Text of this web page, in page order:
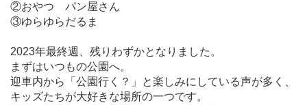
②おやつ パン屋さん
③ゆらゆらだるま
2023年最終週、残りわずかとなりました。
まずはいつもの公園へ。
迎車内から「公園行く？」と楽しみにしている声が多く、
キッズたちが大好きな場所の一つです。